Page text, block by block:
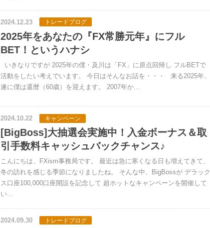
2024.12.23 トレードブログ
2025年をあなたの『FX常勝元年』にフル
BET！というハナシ
いきなりですが 2025年の僕・及川は「FX」に原点回帰し フルBETで
活動をしたい考えでいます。 今日はそんなお話を・・・ 来る2025年、
遂に僕は還暦（60歳）を迎えます。 2007年か…
2024.10.22 キャンペーン
[BigBoss]大抽選会実施中！入金ボーナス＆取
引手数料キャッシュバックチャンス♪
こんにちは、FXism事務局です。 最近は急に寒くなる日も増えてきて、
冬の訪れを感じる季節になりましたね。 そんな中、BigBossが デラック
ス口座100,000口座開設を記念して 超ホットなキャンペーンを開催して
い…
2024.09.30 トレードブログ